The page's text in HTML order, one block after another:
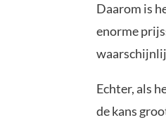
Daarom is
enorme
Echter, als
de kans